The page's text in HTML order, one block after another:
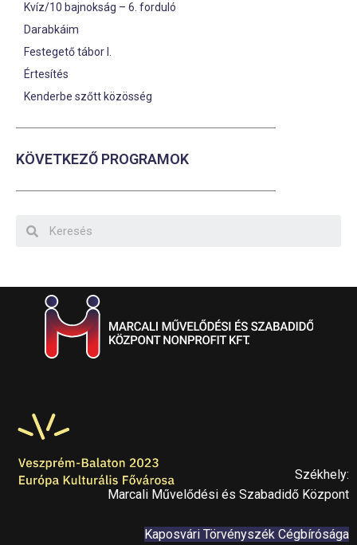
Kvíz/10 bajnokság – 6. forduló
Darabkáim
Festegető tábor I.
Értesítés
Kenderbe szőtt közösség
KÖVETKEZŐ PROGRAMOK
Székhely:
Marcali Művelődési és Szabadidő Központ
Kaposvári Törvényszék Cégbírósága